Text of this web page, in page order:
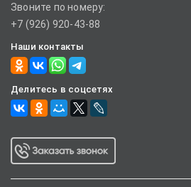
Звоните по номеру:
+7 (926) 920-43-88
Наши контакты
Делитесь в соцсетях